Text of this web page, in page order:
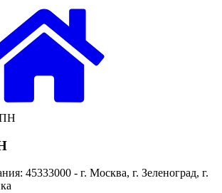
45333000 - г. Москва, г. Зеленоград, г.